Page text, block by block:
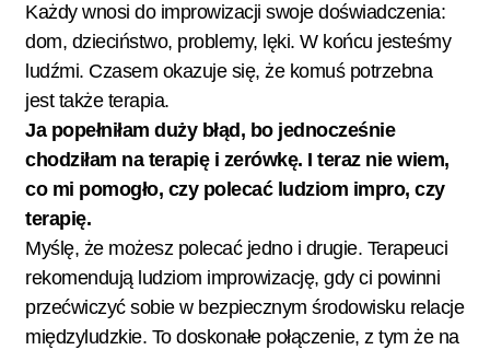
Każdy wnosi do improwizacji swoje doświadczenia:
dom, dzieciństwo, problemy, lęki. W końcu jesteśmy
ludźmi. Czasem okazuje się, że komuś potrzebna
jest także terapia.
Ja popełniłam duży błąd, bo jednocześnie
chodziłam na terapię i zerówkę. I teraz nie wiem,
co mi pomogło, czy polecać ludziom impro, czy
terapię.
Myślę, że możesz polecać jedno i drugie. Terapeuci
rekomendują ludziom improwizację, gdy ci powinni
przećwiczyć sobie w bezpiecznym środowisku relacje
międzyludzkie. To doskonałe połączenie, z tym że na